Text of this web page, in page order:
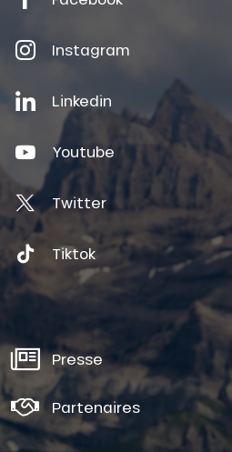
Instagram
Linkedin
Youtube
Twitter
Tiktok
Presse
Partenaires